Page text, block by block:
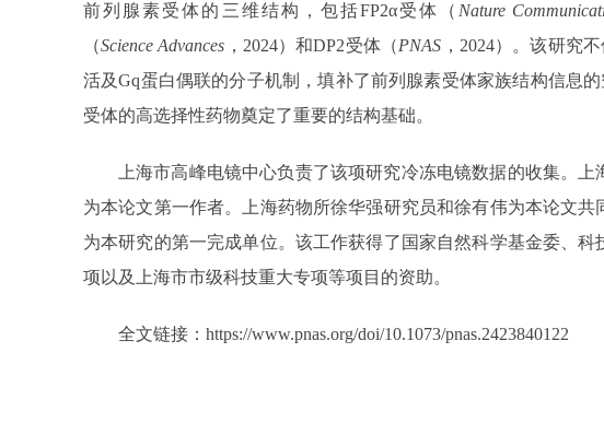
前列腺素受体的三维结构，包括FP2α受体（ Nature
（Science Advances ，2024）和DP2受体（PNAS ，2024）。该研究
活及Gq蛋白偶联的分子机制，填补了前列腺素受体家族结构信息的
受体的高选择性药物奠定了重要的结构基础。
上海市高峰电镜中心负责了该项研究冷冻电镜数据的收集。
为本论文第一作者。上海药物所徐华强研究员和徐有伟为本论文共
为本研究的第一完成单位。该工作获得了国家自然科学基金委、科
项以及上海市市级科技重大专项等项目的资助。
全文链接： https://www.pnas.org/doi/10.1073/pnas.2423840122